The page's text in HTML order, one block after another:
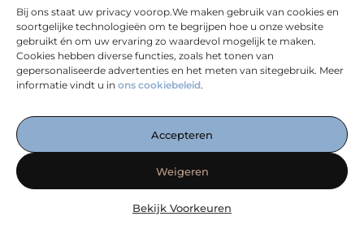
Bij ons staat uw privacy voorop.We maken gebruik van cookies en
soortgelijke technologieën om te begrijpen hoe u onze website
gebruikt én om uw ervaring zo waardevol mogelijk te maken.
Cookies hebben diverse functies, zoals het tonen van
gepersonaliseerde advertenties en het meten van sitegebruik. Meer
informatie vindt u in ons cookiebeleid.
Accepteren
Weigeren
Bekijk Voorkeuren
inzichten die jouw online succes versterken. Alles
overzichtelijk op één plek. Start vandaag met ontdekken op
linkwebsolutions.nl!